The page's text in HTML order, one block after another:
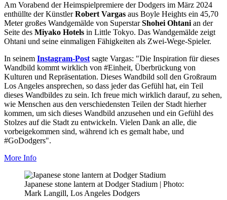
Am Vorabend der Heimspielpremiere der Dodgers im März 2024
enthüllte der KünstlerRobert Vargas aus Boyle Heights ein 45,70
Meter großes Wandgemälde von SuperstarShohei Ohtanian der
Seite des Miyako Hotels in Little Tokyo. Das Wandgemälde zeigt
Ohtani und seine einmaligen Fähigkeiten als Zwei-Wege-Spieler.
In seinem Instagram-Postsagte Vargas: "Die Inspiration für dieses
Wandbild kommt wirklich von #Einheit, Überbrückung von
Kulturen und Repräsentation. Dieses Wandbild soll den Großraum
Los Angeles ansprechen, so dass jeder das Gefühl hat, ein Teil
dieses Wandbildes zu sein. Ich freue mich wirklich darauf, zu sehen,
wie Menschen aus den verschiedensten Teilen der Stadt hierher
kommen, um sich dieses Wandbild anzusehen und ein Gefühl des
Stolzes auf die Stadt zu entwickeln. Vielen Dank an alle, die
vorbeigekommen sind, während ich es gemalt habe, und
#GoDodgers".
More Info
Japanese stone lantern at Dodger Stadium | Photo:
Mark Langill, Los Angeles Dodgers